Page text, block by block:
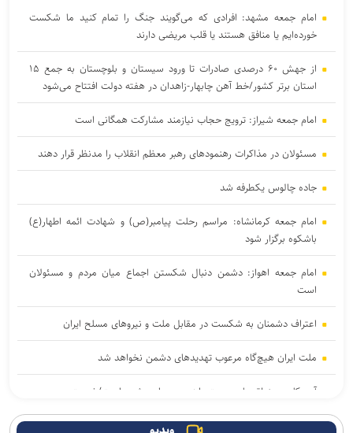
امام جمعه مشهد: افرادی که می‌گویند جنگ را تمام کنید ما شکست
خورده‌ایم یا منافق هستند یا قلب مریضی دارند
از جهش ۶۰ درصدی صادرات تا ورود سیستان و بلوچستان به جمع ۱۵
استان برتر کشور/خط آهن چابهار-زاهدان در هفته دولت افتتاح می‌شود
امام جمعه شیراز: ترویج حجاب نیازمند مشارکت همگانی است
مسئولان در مذاکرات رهنمود‌های رهبر معظم انقلاب را مدنظر قرار دهند
جاده چالوس یکطرفه شد
امام جمعه کرمانشاه: مراسم رحلت پیامبر(ص) و شهادت ائمه اطهار(ع)
باشکوه برگزار شود
امام جمعه اهواز: دشمن دنبال شکستن اجماع میان مردم و مسئولان
است
اعتراف دشمنان به شکست در مقابل ملت و نیرو‌های مسلح ایران
ملت ایران هیچ‌گاه مرعوب تهدید‌های دشمن نخواهد شد
آمریکا در منطقه با بن‌بست راهبردی مواجه شده است/خدمت به مردم و